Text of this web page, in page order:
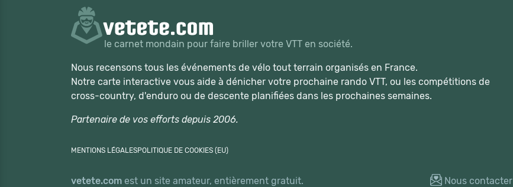
le carnet mondain pour faire briller votre VTT en société.
Nous recensons tous les événements de vélo tout terrain organisés en France.
Notre carte interactive vous aide à dénicher votre prochaine rando VTT, ou les compétitions de
cross-country, d'enduro ou de descente planifiées dans les prochaines semaines.
Partenaire de vos efforts depuis 2006.
MENTIONS LÉGALESPOLITIQUE DE COOKIES (EU)
vetete.com est un site amateur, entièrement gratuit. Nous contacter